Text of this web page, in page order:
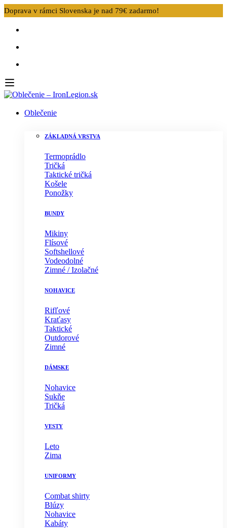
Doprava v rámci Slovenska je nad 79€ zadarmo!
Oblečenie
ZÁKLADNÁ VRSTVA
Termoprádlo
Tričká
Taktické tričká
Košele
Ponožky
BUNDY
Mikiny
Flísové
Softshellové
Vodeodolné
Zimné / Izolačné
NOHAVICE
Rifľové
Kraťasy
Taktické
Outdorové
Zimné
DÁMSKE
Nohavice
Sukňe
Tričká
VESTY
Leto
Zima
UNIFORMY
Combat shirty
Blúzy
Nohavice
Kabáty